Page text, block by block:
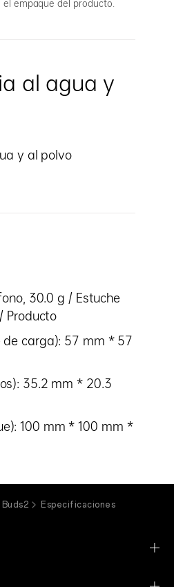
empaque del producto.
al agua y
y al polvo
30.0 g / Estuche
Producto
de carga): 57 mm * 57
35.2 mm * 20.3
100 mm * 100 mm *
Buds2 Especificaciones